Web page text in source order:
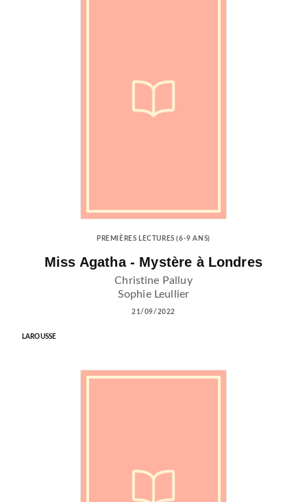
PREMIÈRES LECTURES (6-9 ANS)
Miss Agatha - Mystère à Londres
Christine Palluy
Sophie Leullier
21/09/2022
LAROUSSE